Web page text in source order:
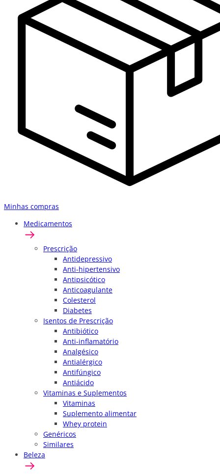
Minhas compras
Medicamentos
Prescrição
Antidepressivo
Anti-hipertensivo
Antipsicótico
Anticoagulante
Colesterol
Diabetes
Isentos de Prescrição
Antibiótico
Anti-inflamatório
Analgésico
Antialérgico
Antifúngico
Antiácido
Vitaminas e Suplementos
Vitaminas
Suplemento alimentar
Whey protein
Genéricos
Similares
Beleza